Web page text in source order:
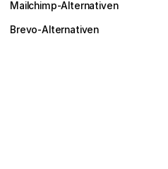
Mailchimp-Alternativen
Brevo-Alternativen